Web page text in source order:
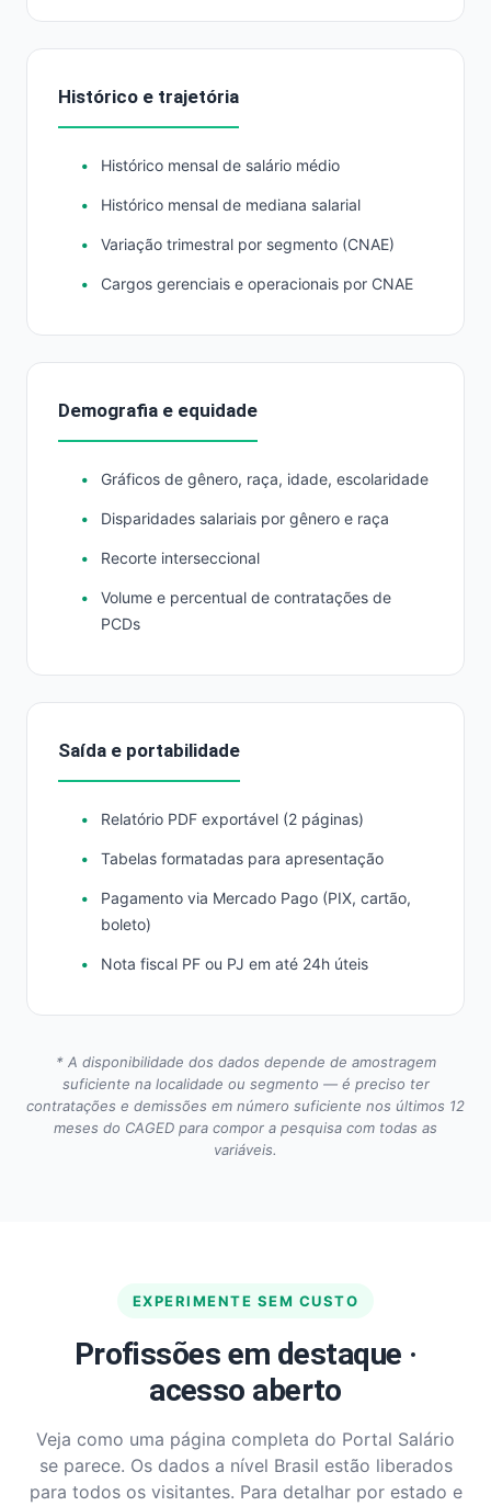
Histórico e trajetória
Histórico mensal de salário médio
Histórico mensal de mediana salarial
Variação trimestral por segmento (CNAE)
Cargos gerenciais e operacionais por CNAE
Demografia e equidade
Gráficos de gênero, raça, idade, escolaridade
Disparidades salariais por gênero e raça
Recorte interseccional
Volume e percentual de contratações de
PCDs
Saída e portabilidade
Relatório PDF exportável (2 páginas)
Tabelas formatadas para apresentação
Pagamento via Mercado Pago (PIX, cartão,
boleto)
Nota fiscal PF ou PJ em até 24h úteis
* A disponibilidade dos dados depende de amostragem
suficiente na localidade ou segmento — é preciso ter
contratações e demissões em número suficiente nos últimos 12
meses do CAGED para compor a pesquisa com todas as
variáveis.
EXPERIMENTE SEM CUSTO
Profissões em destaque ·
acesso aberto
Veja como uma página completa do Portal Salário
se parece. Os dados a nível Brasil estão liberados
para todos os visitantes. Para detalhar por estado e